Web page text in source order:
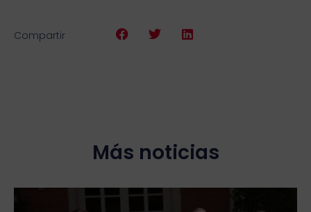
Compartir
Más noticias